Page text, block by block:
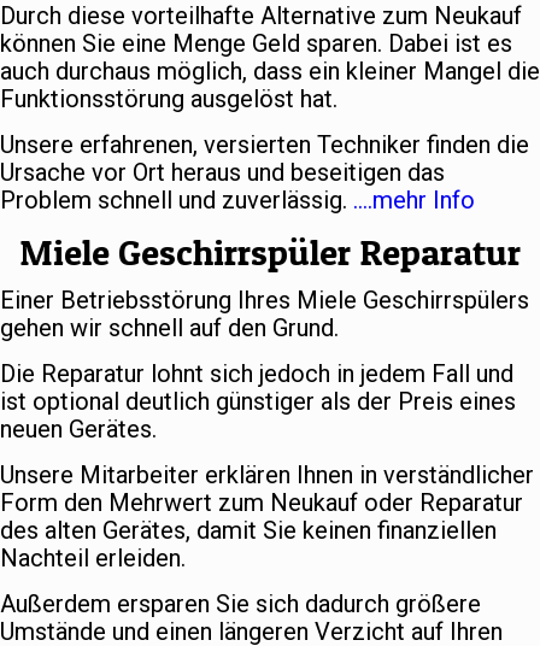
Durch diese vorteilhafte Alternative zum Neukauf
können Sie eine Menge Geld sparen. Dabei ist es
auch durchaus möglich, dass ein kleiner Mangel die
Funktionsstörung ausgelöst hat.
Unsere erfahrenen, versierten Techniker finden die
Ursache vor Ort heraus und beseitigen das
Problem schnell und zuverlässig. ….mehr Info
Miele Geschirrspüler Reparatur
Einer Betriebsstörung Ihres Miele Geschirrspülers
gehen wir schnell auf den Grund.
Die Reparatur lohnt sich jedoch in jedem Fall und
ist optional deutlich günstiger als der Preis eines
neuen Gerätes.
Unsere Mitarbeiter erklären Ihnen in verständlicher
Form den Mehrwert zum Neukauf oder Reparatur
des alten Gerätes, damit Sie keinen finanziellen
Nachteil erleiden.
Außerdem ersparen Sie sich dadurch größere
Umstände und einen längeren Verzicht auf Ihren